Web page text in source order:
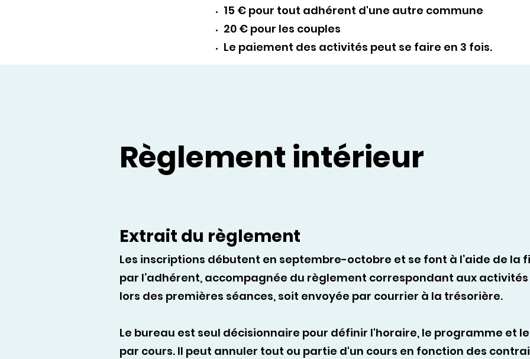
15 € pour tout adhérent d'une autre commune
20 € pour les couples
Le paiement des activités peut se faire en 3 fois.
Règlement intérieur
Extrait du règlement
Les inscriptions débutent en septembre-octobre et se font à l’aide de la
par l’adhérent, accompagnée du règlement correspondant aux
lors des premières séances, soit envoyée par courrier à la trésorière.
Le bureau est seul décisionnaire pour définir l'horaire, le programme et
par cours. Il peut annuler tout ou partie d'un cours en fonction des